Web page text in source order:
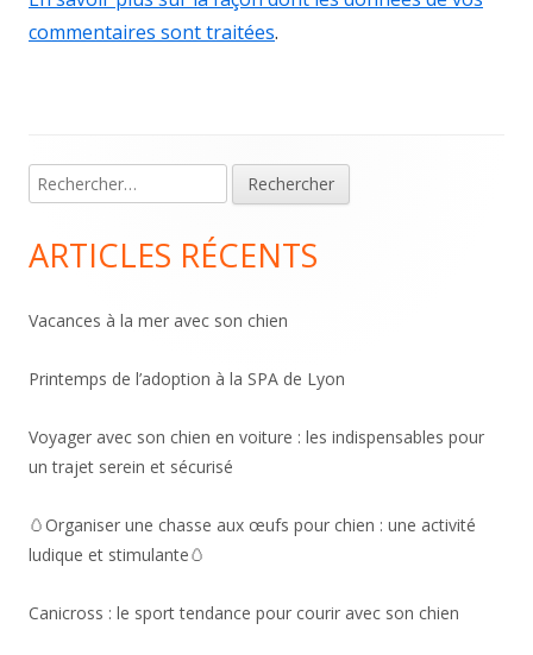
commentaires sont traitées.
Main
Rechercher :
ARTICLES RÉCENTS
Vacances à la mer avec son chien
Printemps de l’adoption à la SPA de Lyon
Voyager avec son chien en voiture : les indispensables pour
un trajet serein et sécurisé
🥚Organiser une chasse aux œufs pour chien : une activité
ludique et stimulante🥚
Canicross : le sport tendance pour courir avec son chien